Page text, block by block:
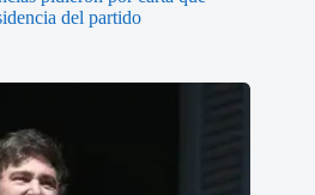
del partido